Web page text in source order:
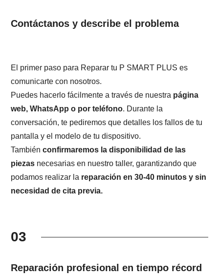
Contáctanos y describe el problema
El primer paso para Reparar tu P SMART PLUS es
comunicarte con nosotros.
Puedes hacerlo fácilmente a través de nuestra página
web, WhatsApp o por teléfono. Durante la
conversación, te pediremos que detalles los fallos de tu
pantalla y el modelo de tu dispositivo.
Tambiénconfirmaremos la disponibilidad de las
piezas necesarias en nuestro taller, garantizando que
podamos realizar la reparación en 30-40 minutos y sin
necesidad de cita previa.
03
Reparación profesional en tiempo récord